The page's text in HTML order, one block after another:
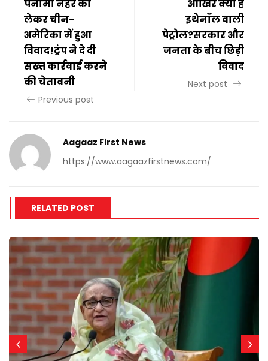
पनामा नहर को
लेकर चीन-
अमेरिका में हुआ
विवाद!ट्रंप ने दे दी
सख्त कार्रवाई करने
की चेतावनी
Previous post
आखिर क्या है
इथेनॉल वाली
पेट्रोल?सरकार और
जनता के बीच छिड़ी
विवाद
Next post
Aagaaz First News
https://www.aagaazfirstnews.com/
RELATED POST